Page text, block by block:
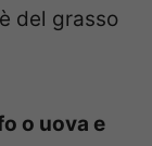
del grasso
o uova e